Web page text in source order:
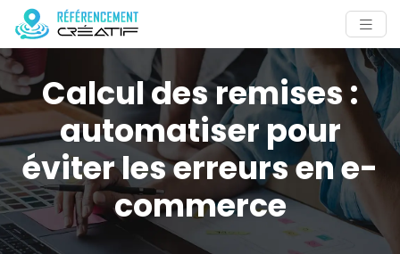
Calcul des remises :
automatiser pour
éviter les erreurs en e-
commerce